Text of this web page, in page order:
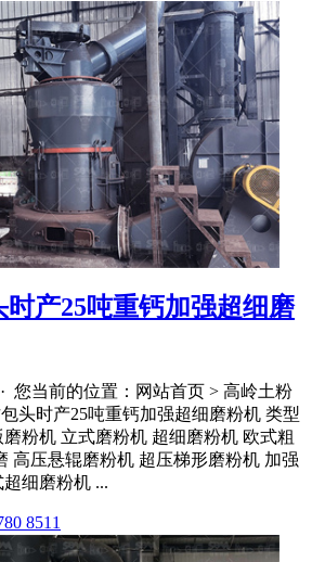
时产25吨重钙加强超细磨
您当前的位置：网站首页 > 高岭土粉
头时产25吨重钙加强超细磨粉机 类型
粉机 立式磨粉机 超细磨粉机 欧式粗
高压悬辊磨粉机 超压梯形磨粉机 加强
细磨粉机 ...
8511